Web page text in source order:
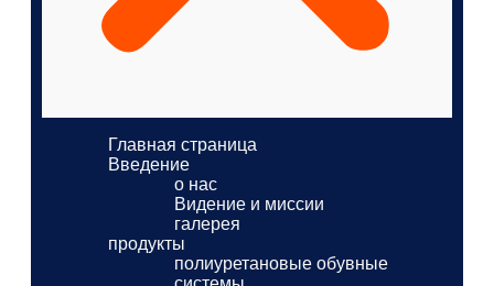
Главная страница
Введение
о нас
Видение и миссии
галерея
продукты
полиуретановые обувные